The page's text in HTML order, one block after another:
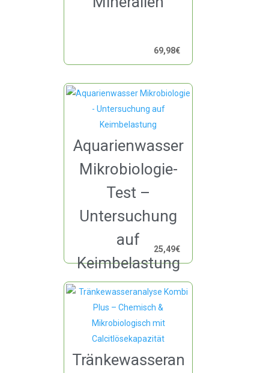
69,98€
Aquarienwasser
Mikrobiologie-
Test –
Untersuchung
auf
Keimbelastung
25,49€
Tränkewasseran